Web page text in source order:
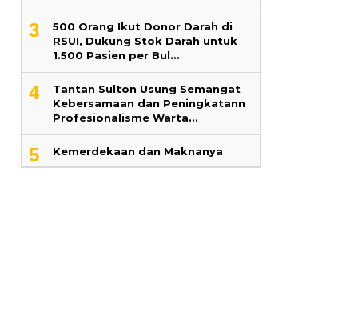
3
500 Orang Ikut Donor Darah di
RSUI, Dukung Stok Darah untuk
1.500 Pasien per Bul…
4
‎Tantan Sulton Usung Semangat
Kebersamaan dan Peningkatann
Profesionalisme Warta…
5 Kemerdekaan dan Maknanya